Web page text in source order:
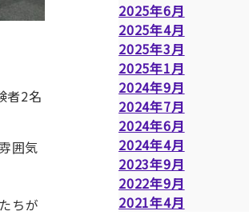
者2名
囲気
ちが
2025年6月
2025年4月
2025年3月
2025年1月
2024年9月
2024年7月
2024年6月
2024年4月
2023年9月
2022年9月
2021年4月